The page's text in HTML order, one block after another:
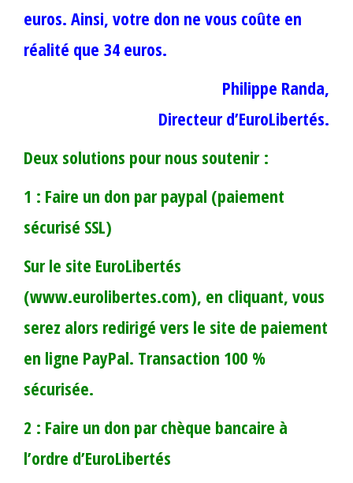
euros. Ainsi, votre don ne vous coûte en
réalité que 34 euros.
Philippe Randa,
Directeur d’EuroLibertés.
Deux solutions pour nous soutenir :
1 : Faire un don par paypal (paiement
sécurisé SSL)
Sur le site EuroLibertés
(www.eurolibertes.com), en cliquant, vous
serez alors redirigé vers le site de paiement
en ligne PayPal. Transaction 100 %
sécurisée.
2 : Faire un don par chèque bancaire à
l’ordre d’EuroLibertés